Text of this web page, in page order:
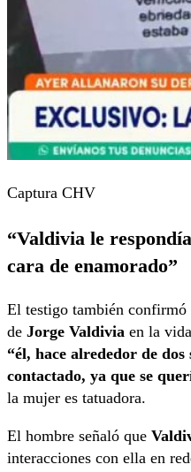
Captura CHV
“Valdivia le
cara de enamorado”
El testigo también confirmó
de Jorge Valdivia en la
“él, hace alrededor de dos
contactado, ya que se
la mujer es tatuadora.
El hombre señaló que
interacciones con ella en